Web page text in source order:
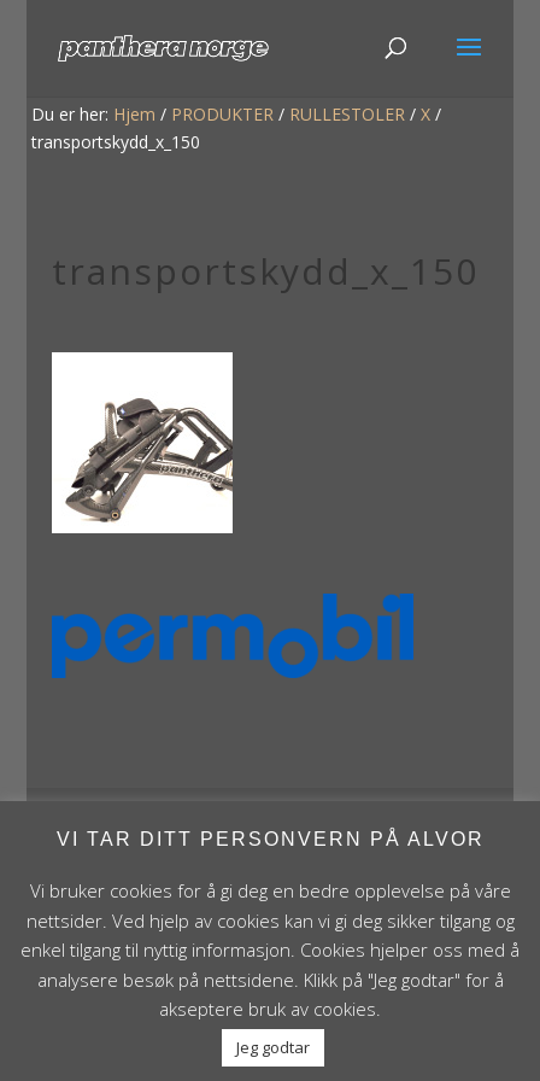
Du er her: Hjem / PRODUKTER / RULLESTOLER /X /
transportskydd_x_150
transportskydd_x_150
Asker • Norge • post@panthera.no • Tlf: 90 24 55 55 •
Org.nr. NO 995 824 841 MVA Foretaksregisteret
VI TAR DITT PERSONVERN PÅ ALVOR
Vi bruker cookies for å gi deg en bedre opplevelse på våre
nettsider. Ved hjelp av cookies kan vi gi deg sikker tilgang og
enkel tilgang til nyttig informasjon. Cookies hjelper oss med å
analysere besøk på nettsidene. Klikk på "Jeg godtar" for å
akseptere bruk av cookies.
Jeg godtar